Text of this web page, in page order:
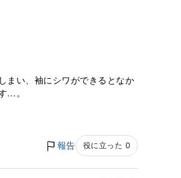
まい、袖にシワができるとなか
…。
報告 役に立った 0